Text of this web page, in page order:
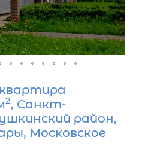
2, Санкт-
район,
Московское